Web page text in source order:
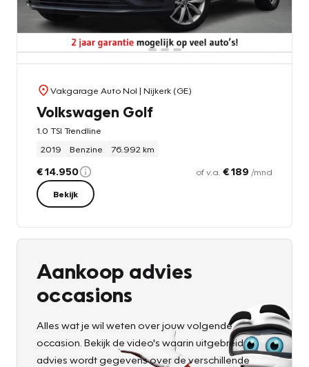
Vakgarage Auto Nol | Nijkerk (GE)
Volkswagen Golf
1.0 TSI Trendline
2019
Benzine 76.992 km
€ 14.950 of v.a. € 189 /mnd
Bekijk
Aankoop advies
occasions
Alles wat je wil weten over jouw volgende
occasion. Bekijk de video's waarin uitgebreid
advies wordt gegevens over de verschillende